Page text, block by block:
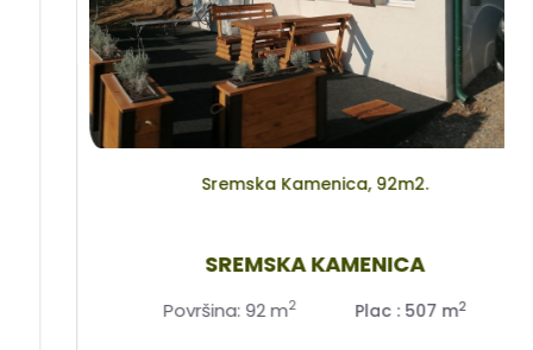
Sremska Kamenica, 92m2.
SREMSKA KAMENICA
Površina: 92 m2 Plac : 507 m2